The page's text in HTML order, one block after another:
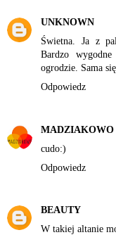
UNKNOWN
Świetna. Ja z
Bardzo
ogrodzie. Sama
Odpowiedz
MADZIAKOWO
cudo:)
Odpowiedz
BEAUTY
W takiej altanie